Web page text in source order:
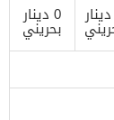
0 دينار 0 دينار
بحريني